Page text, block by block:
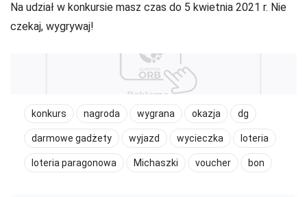
Na udział w konkursie masz czas do 5 kwietnia 2021 r. Nie
czekaj, wygrywaj!
konkurs nagroda wygrana okazja dg
darmowe gadżety wyjazd wycieczka loteria
loteria paragonowa Michaszki voucher bon